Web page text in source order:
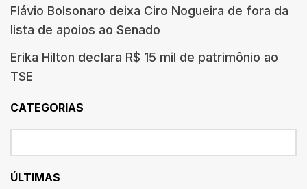
Flávio Bolsonaro deixa Ciro Nogueira de fora da
lista de apoios ao Senado
Erika Hilton declara R$ 15 mil de patrimônio ao
TSE
CATEGORIAS
ÚLTIMAS